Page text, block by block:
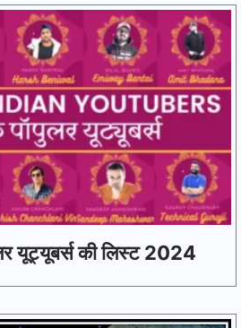
यूट्यूबर्स की लिस्ट 2024